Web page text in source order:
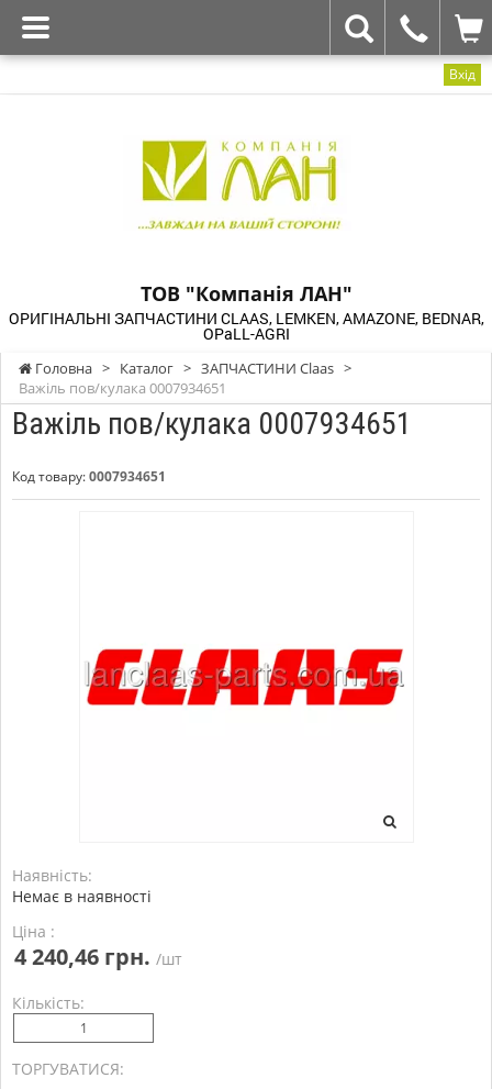
Вхід
ТОВ "Компанія ЛАН"
ОРИГІНАЛЬНІ ЗАПЧАСТИНИ CLAAS, LEMKEN, AMAZONE, BEDNAR,
OPaLL-AGRI
Головна > Каталог > ЗАПЧАСТИНИ Claas >
Важіль пов/кулака 0007934651
Важіль пов/кулака 0007934651
Код товару:0007934651
Наявність:
Немає в наявності
Ціна :
4 240,46 грн. /шт
Кількість:
ТОРГУВАТИСЯ: